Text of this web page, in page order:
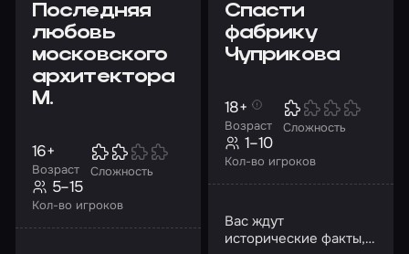
Последняя
любовь
московского
архитектора
М.
Возраст
16+
Сложность
Кол-во игроков
5–15
Спасти
фабрику
Чуприкова
Возраст
18+
Сложность
Кол-во игроков
1–10
Вас ждут
исторические факты,